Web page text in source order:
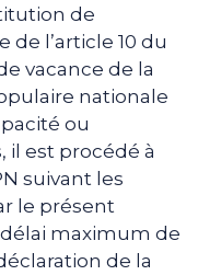
de
de l’article 10 du
vacance de la
nationale
ou
il est procédé à
suivant les
le présent
maximum de
de la